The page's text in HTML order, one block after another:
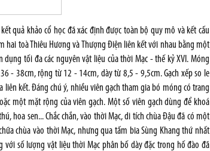
quả khảo cổ học đã xác định được toàn bộ quy mô và kết cấu
toà Thiêu Hương và Thượng Điện liên kết với nhau bằng một
tối đa các nguyên vật liệu của thời Mạc - thế kỷ XVI. Móng
- 38cm, rộng từ 12 - 14cm, dày từ 8,5 - 9,5cm. Gạch xếp so le
kết. Đáng chú ý, nhiều viên gạch tham gia bó móng có trang
một mặt rộng của viên gạch. Một số viên gạch dùng để khoá
hoa sen... Chắc chắn, vào thời Mạc, di tích chùa Đậu đã có một
chùa vào thời Mạc, nhưng qua tấm bia Sùng Khang thứ nhất
với số lượng vật liệu thời Mạc phân bố dày đặc trong hố đào đã